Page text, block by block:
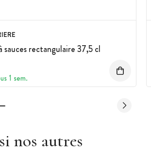
rectangulaire 37,5 cl
1 sem.
nos autres